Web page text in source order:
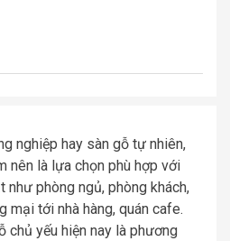
nghiệp hay sàn gỗ tự nhiên,
nên là lựa chọn phù hợp với
như phòng ngủ, phòng khách,
mại tới nhà hàng, quán cafe.
chủ yếu hiện nay là phương